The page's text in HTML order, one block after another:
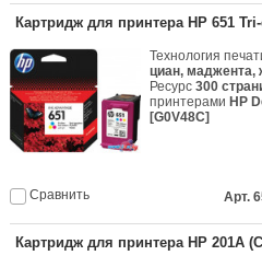
Картридж для принтера HP 651
Технология
циан, маджента,
Ресурс300
принтерами HP
[G0V48C]
Сравнить Арт.
Картридж для принтера HP 201A